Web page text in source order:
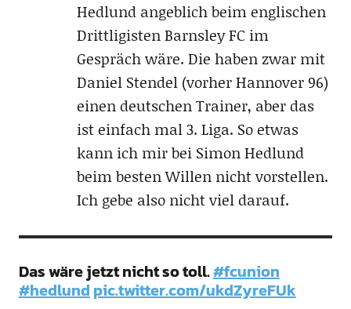
Hedlund angeblich beim englischen
Drittligisten Barnsley FC im
Gespräch wäre. Die haben zwar mit
Daniel Stendel (vorher Hannover 96)
einen deutschen Trainer, aber das
ist einfach mal 3. Liga. So etwas
kann ich mir bei Simon Hedlund
beim besten Willen nicht vorstellen.
Ich gebe also nicht viel darauf.
Das wäre jetzt nicht so toll.#fcunion
#hedlundpic.twitter.com/ukdZyreFUk